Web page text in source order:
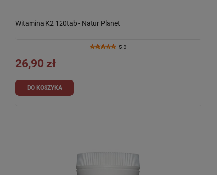
Witamina K2 120tab - Natur Planet
5.0
26,90 zł
DO KOSZYKA